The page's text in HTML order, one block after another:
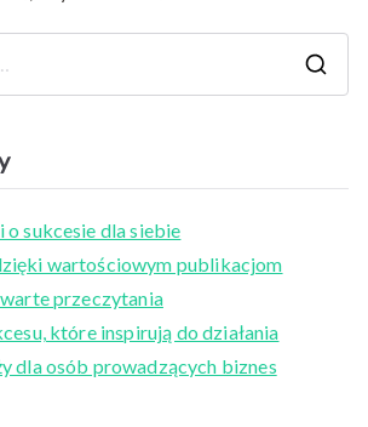
o sukcesie dla siebie
wartościowym publikacjom
przeczytania
które inspirują do działania
dla osób prowadzących biznes